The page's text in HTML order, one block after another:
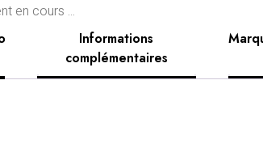
en cours ...
Informations
complémentaires